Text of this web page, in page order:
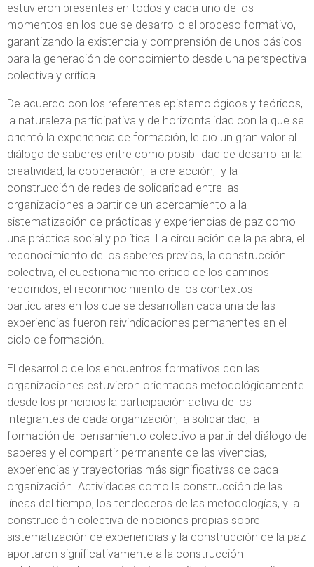
estuvieron presentes en todos y cada uno de los
momentos en los que se desarrollo el proceso formativo,
garantizando la existencia y comprensión de unos básicos
para la generación de conocimiento desde una perspectiva
colectiva y crítica.
De acuerdo con los referentes epistemológicos y teóricos,
la naturaleza participativa y de horizontalidad con la que se
orientó la experiencia de formación, le dio un gran valor al
diálogo de saberes entre como posibilidad de desarrollar la
creatividad, la cooperación, la cre-acción, y la
construcción de redes de solidaridad entre las
organizaciones a partir de un acercamiento a la
sistematización de prácticas y experiencias de paz como
una práctica social y política. La circulación de la palabra, el
reconocimiento de los saberes previos, la construcción
colectiva, el cuestionamiento crítico de los caminos
recorridos, el reconmocimiento de los contextos
particulares en los que se desarrollan cada una de las
experiencias fueron reivindicaciones permanentes en el
ciclo de formación.
El desarrollo de los encuentros formativos con las
organizaciones estuvieron orientados metodológicamente
desde los principios la participación activa de los
integrantes de cada organización, la solidaridad, la
formación del pensamiento colectivo a partir del diálogo de
saberes y el compartir permanente de las vivencias,
experiencias y trayectorias más significativas de cada
organización. Actividades como la construcción de las
líneas del tiempo, los tendederos de las metodologías, y la
construcción colectiva de nociones propias sobre
sistematización de experiencias y la construcción de la paz
aportaron significativamente a la construcción